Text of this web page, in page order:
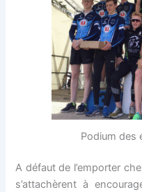
Podium des
A défaut de l’emporter
s’attachèrent à